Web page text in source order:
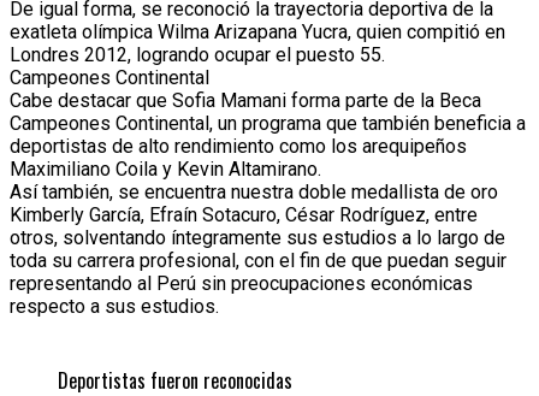
De igual forma, se reconoció la trayectoria deportiva de la
exatleta olímpica Wilma Arizapana Yucra, quien compitió en
Londres 2012, logrando ocupar el puesto 55.
Campeones Continental
Cabe destacar que Sofia Mamani forma parte de la Beca
Campeones Continental, un programa que también beneficia a
deportistas de alto rendimiento como los arequipeños
Maximiliano Coila y Kevin Altamirano.
Así también, se encuentra nuestra doble medallista de oro
Kimberly García, Efraín Sotacuro, César Rodríguez, entre
otros, solventando íntegramente sus estudios a lo largo de
toda su carrera profesional, con el fin de que puedan seguir
representando al Perú sin preocupaciones económicas
respecto a sus estudios.
Deportistas fueron reconocidas